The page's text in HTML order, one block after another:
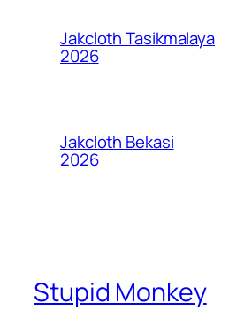
Jakcloth Tasikmalaya
2026
Jakcloth Bekasi
2026
Stupid Monkey